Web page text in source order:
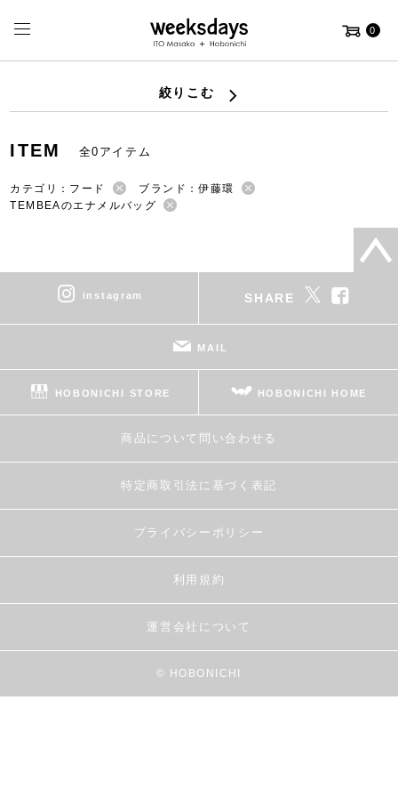
0
絞りこむ
ITEM 全0アイテム
カテゴリ：フード
ブランド：伊藤環
TEMBEAのエナメルバッグ
instagram SHARE
MAIL
HOBONICHI STORE HOBONICHI HOME
商品について問い合わせる
特定商取引法に基づく表記
プライバシーポリシー
利用規約
運営会社について
© HOBONICHI